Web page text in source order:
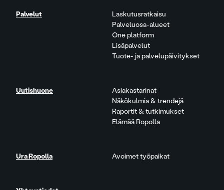
Palvelut
Laskutusratkaisu
Palveluosa-alueet
One platform
Lisäpalvelut
Tuote- ja palvelupäivitykset
Uutishuone
Asiakastarinat
Näkökulmia & trendejä
Raportit & tutkimukset
Elämää Ropolla
Ura Ropolla Avoimet työpaikat